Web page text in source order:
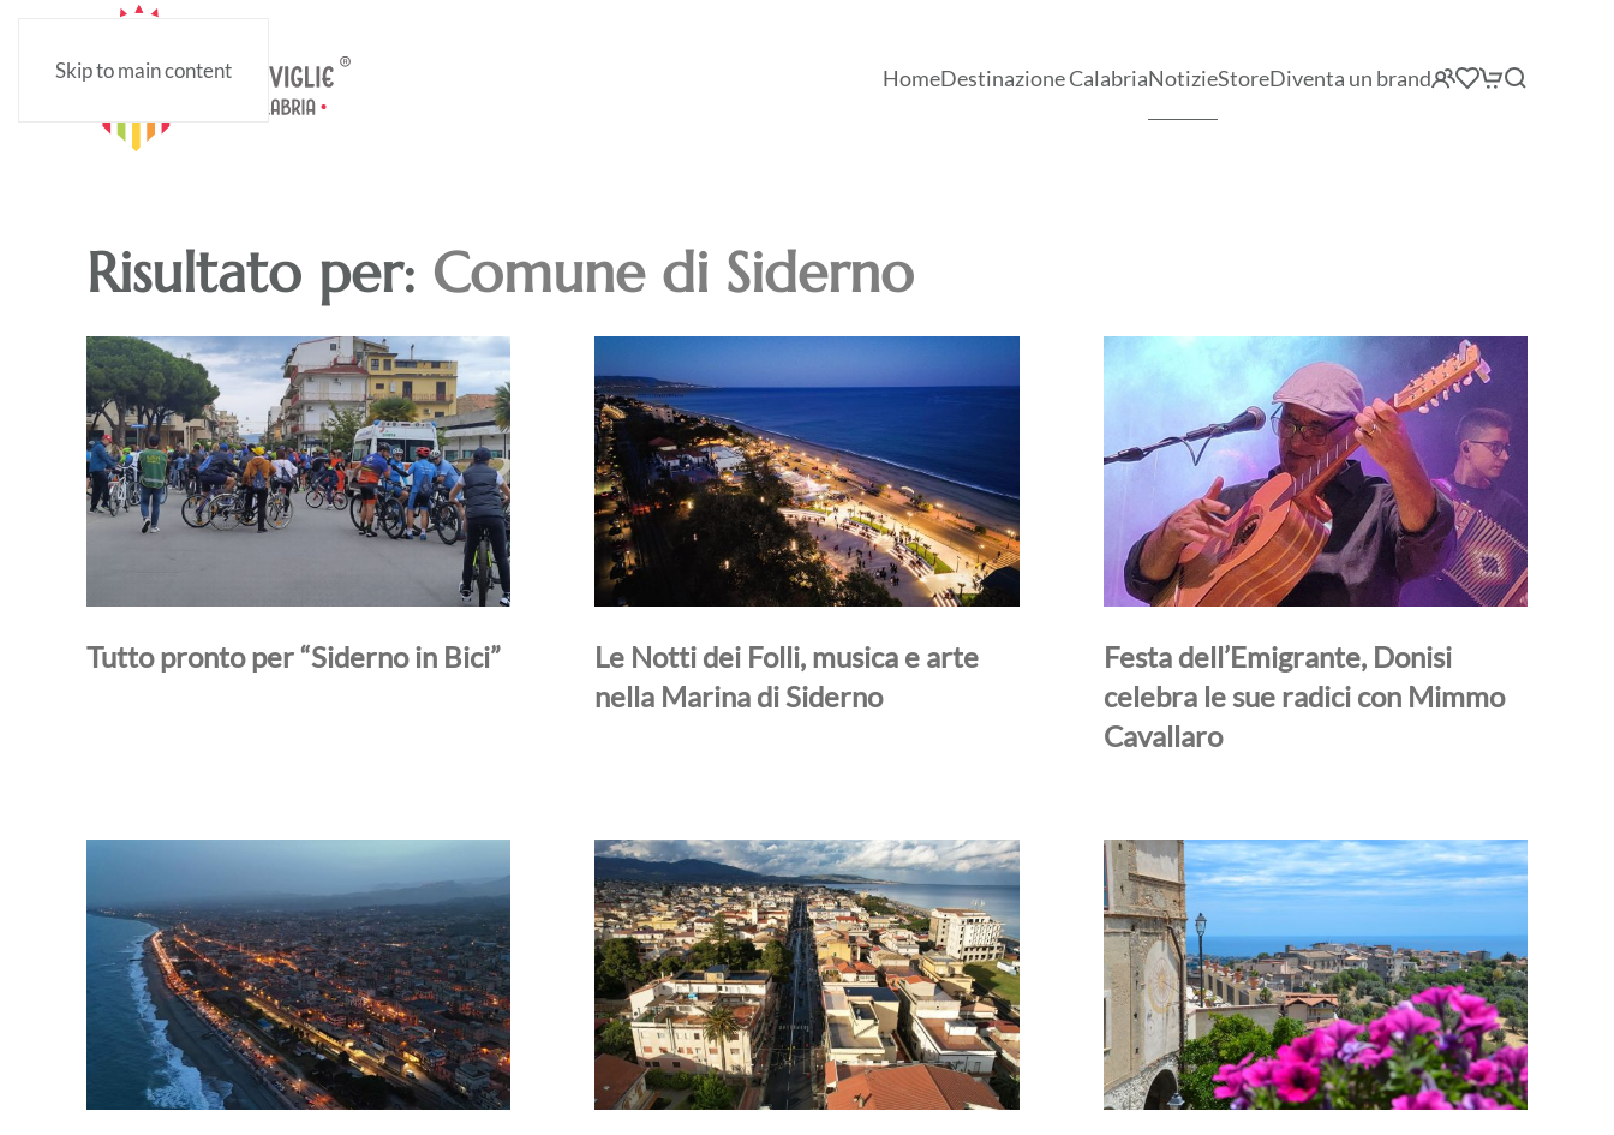
Skip to main content HomeDestinazione CalabriaNotizieStoreDiventa un brand
Risultato per: Comune di Siderno
Tutto pronto per “Siderno in Bici”
Le Notti dei Folli, musica e arte
nella Marina di Siderno
Festa dell’Emigrante, Donisi
celebra le sue radici con Mimmo
Cavallaro